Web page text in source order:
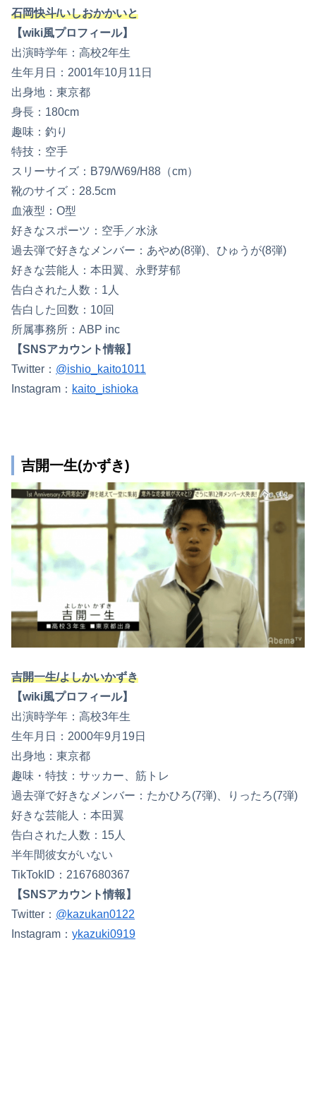
石岡快斗/いしおかかいと
【wiki風プロフィール】
出演時学年：高校2年生
生年月日：2001年10月11日
出身地：東京都
身長：180cm
趣味：釣り
特技：空手
スリーサイズ：B79/W69/H88（cm）
靴のサイズ：28.5cm
血液型：O型
好きなスポーツ：空手／水泳
過去弾で好きなメンバー：あやめ(8弾)、ひゅうが(8弾)
好きな芸能人：本田翼、永野芽郁
告白された人数：1人
告白した回数：10回
所属事務所：ABP inc
【SNSアカウント情報】
Twitter： @ishio_kaito1011
Instagram： kaito_ishioka
吉開一生(かずき)
吉開一生/よしかいかずき
【wiki風プロフィール】
出演時学年：高校3年生
生年月日：2000年9月19日
出身地：東京都
趣味・特技：サッカー、筋トレ
過去弾で好きなメンバー：たかひろ(7弾)、りったろ(7弾)
好きな芸能人：本田翼
告白された人数：15人
半年間彼女がいない
TikTokID：2167680367
【SNSアカウント情報】
Twitter： @kazukan0122
Instagram： ykazuki0919